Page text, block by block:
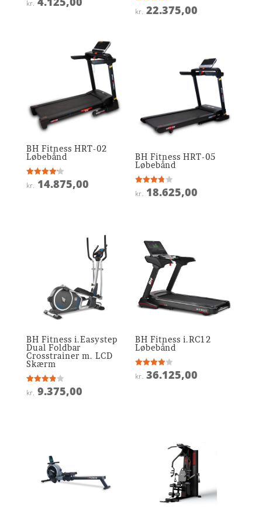
4.5
kr.
Vurderet
4.4
kr. 22.375,00
BH Fitness HRT-02
Løbebånd
Vurderet
4.2
kr. 14.875,00
BH Fitness HRT-05
Løbebånd
Vurderet
3.8
kr. 18.625,00
BH Fitness i.Easystep
Dual Foldbar
Crosstrainer m. LCD
Skærm
Vurderet
3.9
kr. 9.375,00
BH Fitness i.RC12
Løbebånd
Vurderet
3.9
kr. 36.125,00